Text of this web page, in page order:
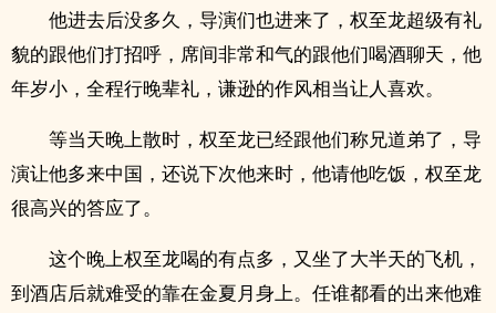
他进去后没多久，导演们也进来了，权至龙超级有礼
貌的跟他们打招呼，席间非常和气的跟他们喝酒聊天，他
年岁小，全程行晚辈礼，谦逊的作风相当让人喜欢。
等当天晚上散时，权至龙已经跟他们称兄道弟了，导
演让他多来中国，还说下次他来时，他请他吃饭，权至龙
很高兴的答应了。
这个晚上权至龙喝的有点多，又坐了大半天的飞机，
到酒店后就难受的靠在金夏月身上。任谁都看的出来他难